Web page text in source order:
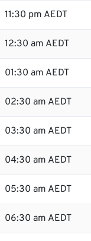
11:30 pm AEDT
12:30 am AEDT
01:30 am AEDT
02:30 am AEDT
03:30 am AEDT
04:30 am AEDT
05:30 am AEDT
06:30 am AEDT